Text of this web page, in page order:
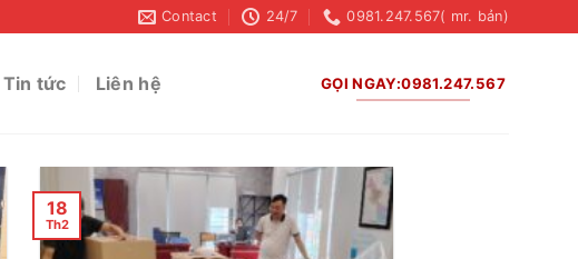
Contact 24/7 0981.247.567( mr. bản)
Tin tức Liên hệ GỌI NGAY:0981.247.567
18
Th2